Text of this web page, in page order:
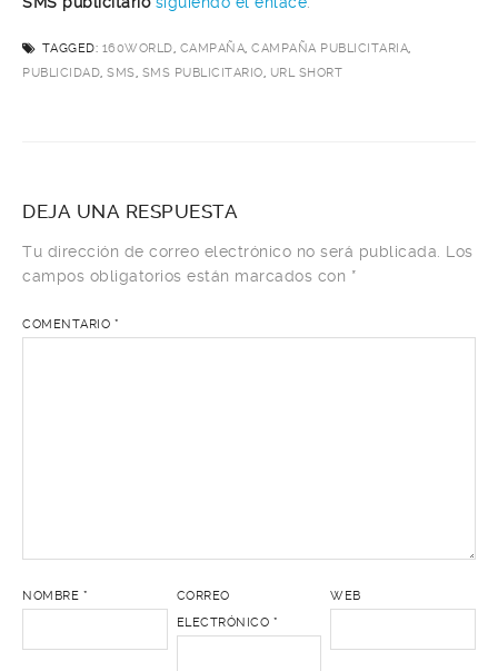
TAGGED: 160WORLD, CAMPAÑA, CAMPAÑA PUBLICITARIA,
PUBLICIDAD, SMS, SMS PUBLICITARIO, URL SHORT
DEJA UNA RESPUESTA
Tu dirección de correo electrónico no será publicada.
Los
campos obligatorios están marcados con *
COMENTARIO *
NOMBRE *
CORREO
ELECTRÓNICO *
WEB